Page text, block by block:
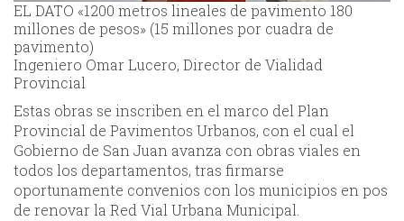
EL DATO «1200 metros lineales de pavimento 180
millones de pesos» (15 millones por cuadra de
pavimento)
Ingeniero Omar Lucero, Director de Vialidad
Provincial
Estas obras se inscriben en el marco del Plan
Provincial de Pavimentos Urbanos, con el cual el
Gobierno de San Juan avanza con obras viales en
todos los departamentos, tras firmarse
oportunamente convenios con los municipios en pos
de renovar la Red Vial Urbana Municipal.